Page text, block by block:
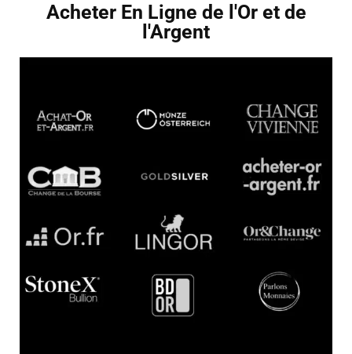
Acheter En Ligne de l'Or et de
l'Argent